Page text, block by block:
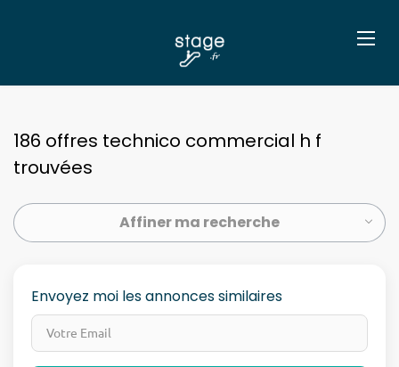
186 offres technico commercial h f
trouvées
Affiner ma recherche
Envoyez moi les annonces similaires